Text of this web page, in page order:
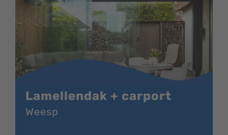
Lamellendak + carport
Weesp